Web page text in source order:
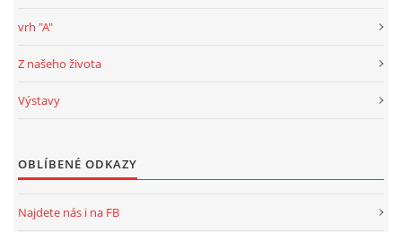
vrh "A"
Z našeho života
Výstavy
OBLÍBENÉ ODKAZY
Najdete nás i na FB